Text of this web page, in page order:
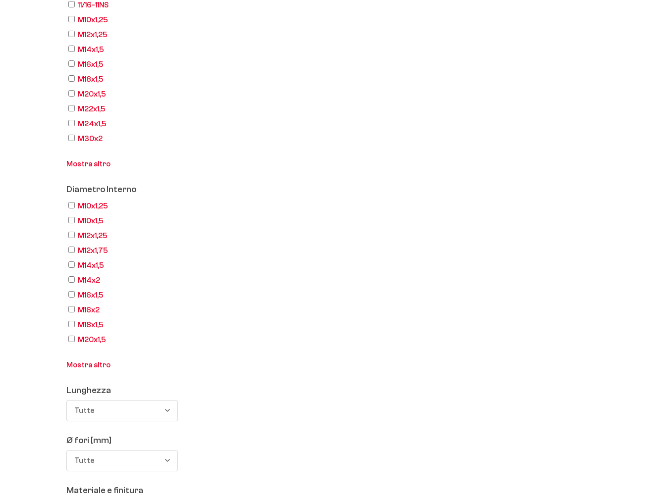
11/16-11NS
M10x1,25
M12x1,25
M14x1,5
M16x1,5
M18x1,5
M20x1,5
M22x1,5
M24x1,5
M30x2
Mostra altro
Diametro Interno
M10x1,25
M10x1,5
M12x1,25
M12x1,75
M14x1,5
M14x2
M16x1,5
M16x2
M18x1,5
M20x1,5
Mostra altro
Lunghezza
Tutte
Ø fori [mm]
Tutte
Materiale e finitura